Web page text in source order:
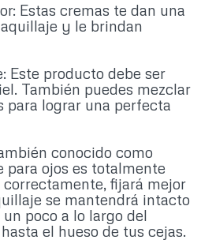
Estas cremas te dan una
y le brindan
Este producto debe ser
También puedes mezclar
para lograr una perfecta
conocido como
para ojos es totalmente
fijará mejor
se mantendrá intacto
poco a lo largo del
el hueso de tus cejas.